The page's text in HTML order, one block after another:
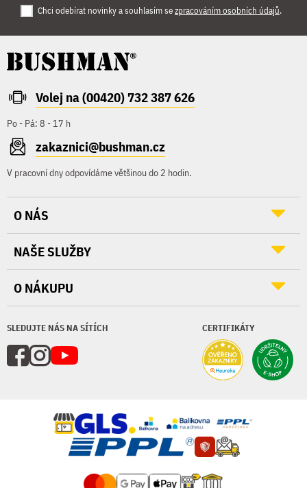
Chci odebírat novinky a souhlasím sezpracováním osobních údajů.
Volej na (00420) 732 387 626
Po - Pá: 8 - 17 h
zakaznici@bushman.cz
V pracovní dny odpovídáme většinou do 2 hodin.
SLEDUJTE NÁS NA SÍTÍCH CERTIFIKÁTY
O NÁS
NAŠE SLUŽBY
O NÁKUPU